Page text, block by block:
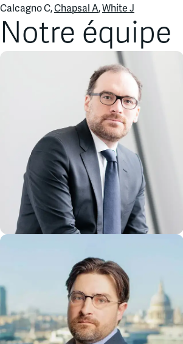
Calcagno C,Chapsal A,White J
Notre équipe